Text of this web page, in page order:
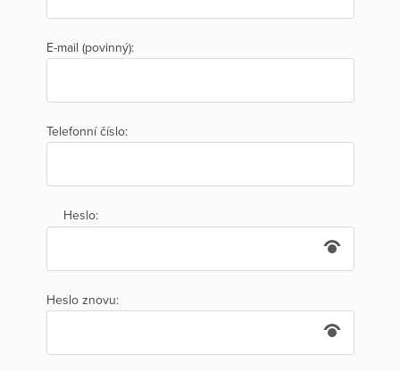
E-mail (povinný):
Telefonní číslo:
Heslo:
Heslo znovu: